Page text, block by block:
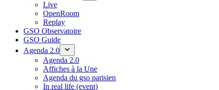
Live
OpenRoom
Replay
GSO Observatoire
GSO Guide
Agenda 2.0
Agenda 2.0
Affiches à la Une
Agenda du gso parisien
In real life (event)